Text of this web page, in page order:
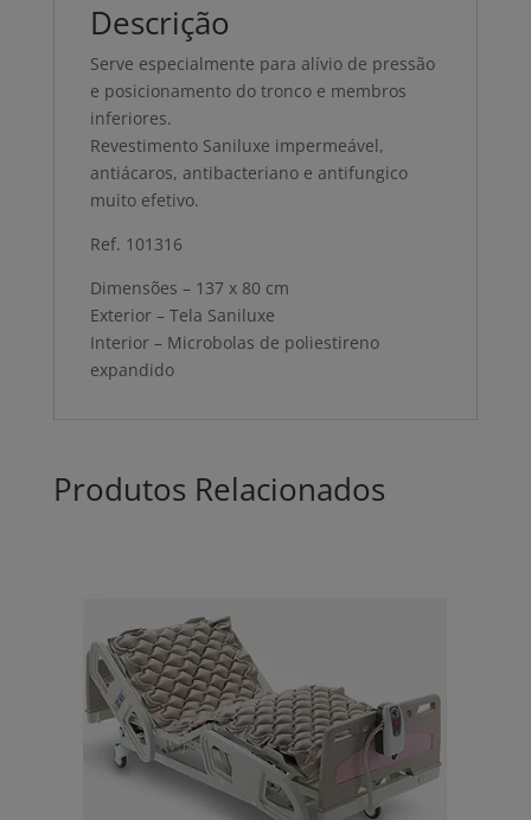
Descrição
Serve especialmente para alívio de pressão
e posicionamento do tronco e membros
inferiores.
Revestimento Saniluxe impermeável,
antiácaros, antibacteriano e antifungico
muito efetivo.
Ref. 101316
Dimensões – 137 x 80 cm
Exterior – Tela Saniluxe
Interior – Microbolas de poliestireno
expandido
Produtos Relacionados